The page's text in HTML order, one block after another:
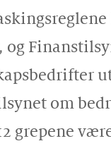
og
om
grepene